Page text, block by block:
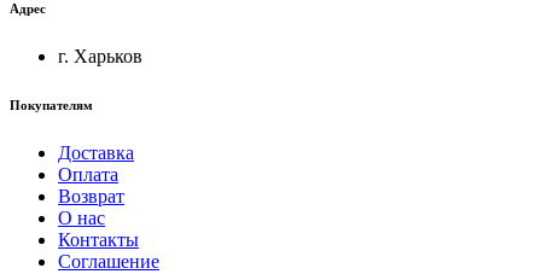
Адрес
г. Харьков
Покупателям
Доставка
Оплата
Возврат
О нас
Контакты
Соглашение